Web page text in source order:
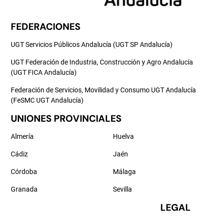
FEDERACIONES
UGT Servicios Públicos Andalucía (UGT SP Andalucía)
UGT Federación de Industria, Construcción y Agro Andalucía
(UGT FICA Andalucía)
Federación de Servicios, Movilidad y Consumo UGT Andalucía
(FeSMC UGT Andalucía)
UNIONES PROVINCIALES
Almería
Cádiz
Córdoba
Granada
Huelva
Jaén
Málaga
Sevilla
LEGAL